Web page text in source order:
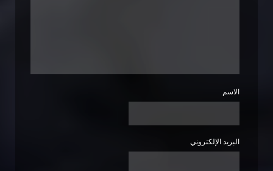
الاسم
البريد الإلكتروني